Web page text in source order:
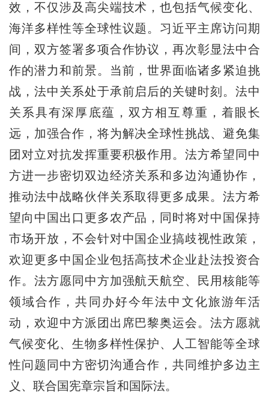
效，不仅涉及高尖端技术，也包括气候变化、
海洋多样性等全球性议题。习近平主席访问期
间，双方签署多项合作协议，再次彰显法中合
作的潜力和前景。当前，世界面临诸多紧迫挑
战，法中关系处于承前启后的关键时刻。法中
关系具有深厚底蕴，双方相互尊重，着眼长
远，加强合作，将为解决全球性挑战、避免集
团对立对抗发挥重要积极作用。法方希望同中
方进一步密切双边经济关系和多边沟通协作，
推动法中战略伙伴关系取得更多成果。法方希
望向中国出口更多农产品，同时将对中国保持
市场开放，不会针对中国企业搞歧视性政策，
欢迎更多中国企业包括高技术企业赴法投资合
作。法方愿同中方加强航天航空、民用核能等
领域合作，共同办好今年法中文化旅游年活
动，欢迎中方派团出席巴黎奥运会。法方愿就
气候变化、生物多样性保护、人工智能等全球
性问题同中方密切沟通合作，共同维护多边主
义、联合国宪章宗旨和国际法。